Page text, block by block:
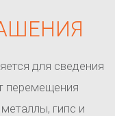
для сведения
перемещения
гипс и